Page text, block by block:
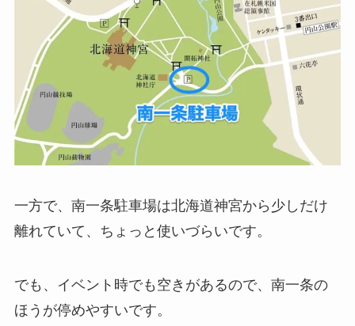
一方で、南一条駐車場は北海道神宮から少しだけ
離れていて、ちょっと使いづらいです。
でも、イベント時でも空きがあるので、南一条の
ほうが停めやすいです。